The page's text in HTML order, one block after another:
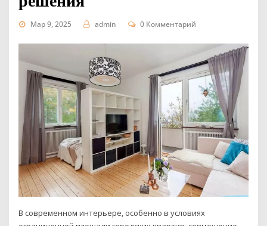
Мар 9, 2025 admin 0 Комментарий
В современном интерьере, особенно в условиях